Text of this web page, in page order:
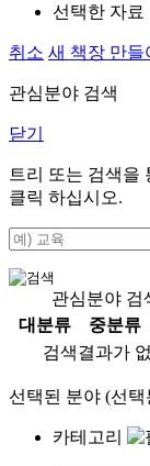
선택한 자료
취소 새 책장 만들
관심분야 검색
닫기
트리 또는 검색을
클릭 하십시오.
관심분야 검
대분류
중분류
검색결과가
선택된 분야 (선
카테고리